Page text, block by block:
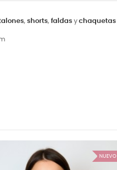
, shorts, faldas y chaquetas